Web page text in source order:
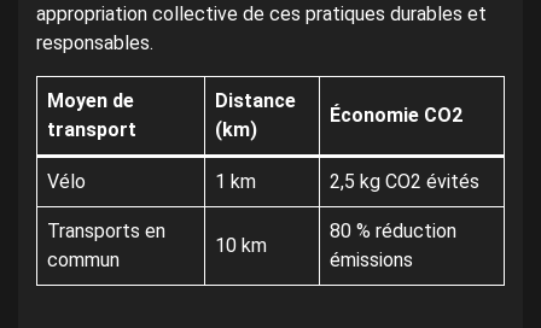
appropriation collective de ces pratiques durables et
responsables.
Moyen de
transport
Distance
(km)
Économie CO2
Vélo 1 km 2,5 kg CO2 évités
Transports en
commun
10 km
80 % réduction
émissions